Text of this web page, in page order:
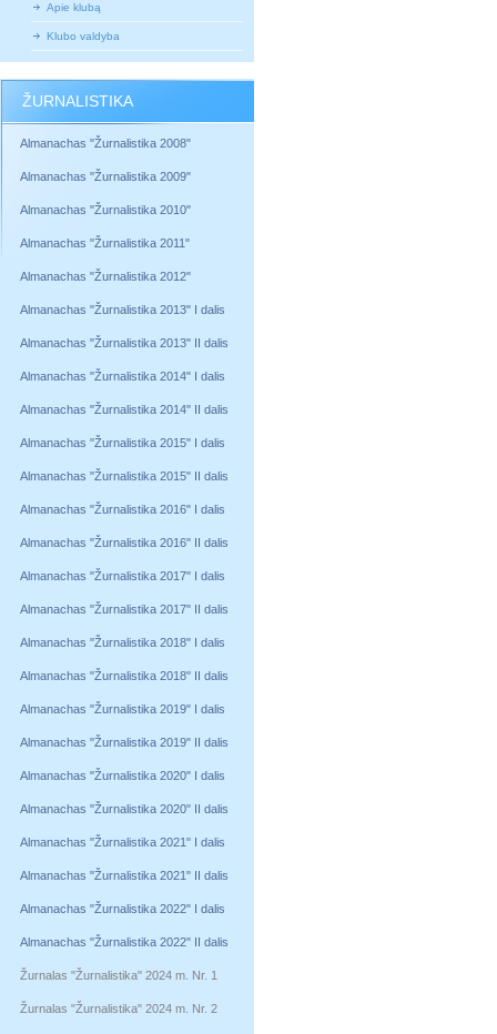
Apie klubą
Klubo valdyba
ŽURNALISTIKA
Almanachas "Žurnalistika 2008"
Almanachas "Žurnalistika 2009"
Almanachas "Žurnalistika 2010"
Almanachas "Žurnalistika 2011"
Almanachas "Žurnalistika 2012"
Almanachas "Žurnalistika 2013" I dalis
Almanachas "Žurnalistika 2013" II dalis
Almanachas "Žurnalistika 2014" I dalis
Almanachas "Žurnalistika 2014" II dalis
Almanachas "Žurnalistika 2015" I dalis
Almanachas "Žurnalistika 2015" II dalis
Almanachas "Žurnalistika 2016" I dalis
Almanachas "Žurnalistika 2016" II dalis
Almanachas "Žurnalistika 2017" I dalis
Almanachas "Žurnalistika 2017" II dalis
Almanachas "Žurnalistika 2018" I dalis
Almanachas "Žurnalistika 2018" II dalis
Almanachas "Žurnalistika 2019" I dalis
Almanachas "Žurnalistika 2019" II dalis
Almanachas "Žurnalistika 2020" I dalis
Almanachas "Žurnalistika 2020" II dalis
Almanachas "Žurnalistika 2021" I dalis
Almanachas "Žurnalistika 2021" II dalis
Almanachas "Žurnalistika 2022" I dalis
Almanachas "Žurnalistika 2022" II dalis
Žurnalas "Žurnalistika" 2024 m. Nr. 1
Žurnalas "Žurnalistika" 2024 m. Nr. 2